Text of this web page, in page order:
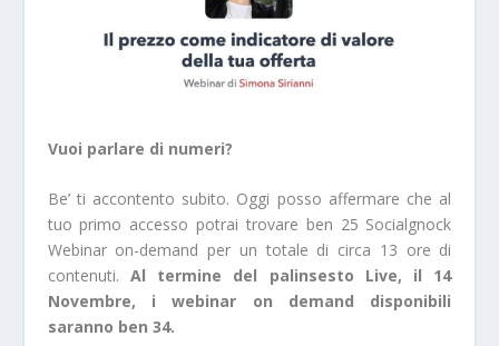
Vuoi parlare di numeri?
Be’ ti accontento subito. Oggi posso affermare che al
tuo primo accesso potrai trovare ben 25 Socialgnock
Webinar on-demand per un totale di circa 13 ore di
contenuti. Al termine del palinsesto Live, il 14
Novembre, i webinar on demand disponibili
saranno ben 34.